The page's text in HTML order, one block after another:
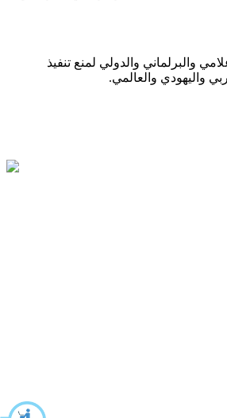
والبرلماني والدولي لمنع تنفيذ
واليهودي والعالمي.